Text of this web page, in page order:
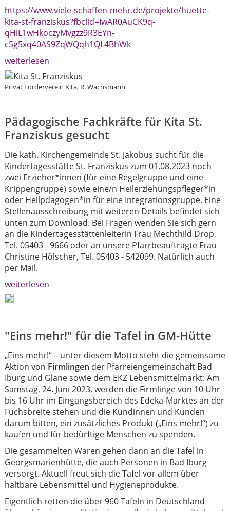
https://www.viele-schaffen-mehr.de/projekte/huette-
kita-st-franziskus?fbclid=IwAR0AuCK9q-
qHiL1wHkoczyMvgzz9R3EYn-
c5g5xq40AS9ZqWQqh1QL4BhWk
weiterlesen
Privat Förderverein Kita, R. Wachsmann
Pädagogische Fachkräfte für Kita St.
Franziskus gesucht
Die kath. Kirchengemeinde St. Jakobus sucht für die
Kindertagesstätte St. Franziskus zum 01.08.2023 noch
zwei Erzieher*innen (für eine Regelgruppe und eine
Krippengruppe) sowie eine/n Heilerziehungspfleger*in
oder Heilpdagogen*in für eine Integrationsgruppe. Eine
Stellenausschreibung mit weiteren Details befindet sich
unten zum Download. Bei Fragen wenden Sie sich gern
an die Kindertagesstättenleiterin Frau Mechthild Drop,
Tel. 05403 - 9666 oder an unsere Pfarrbeauftragte Frau
Christine Hölscher, Tel. 05403 - 542099. Natürlich auch
per Mail.
weiterlesen
"Eins mehr!" für die Tafel in GM-Hütte
„Eins mehr!“ – unter diesem Motto steht die gemeinsame
Aktion von Firmlingen der Pfarreiengemeinschaft Bad
Iburg und Glane sowie dem EKZ Lebensmittelmarkt: Am
Samstag, 24. Juni 2023, werden die Firmlinge von 10 Uhr
bis 16 Uhr im Eingangsbereich des Edeka-Marktes an der
Fuchsbreite stehen und die Kundinnen und Kunden
darum bitten, ein zusätzliches Produkt („Eins mehr!“) zu
kaufen und für bedürftige Menschen zu spenden.
Die gesammelten Waren gehen dann an die Tafel in
Georgsmarienhütte, die auch Personen in Bad Iburg
versorgt. Aktuell freut sich die Tafel vor allem über
haltbare Lebensmittel und Hygieneprodukte.
Eigentlich retten die über 960 Tafeln in Deutschland